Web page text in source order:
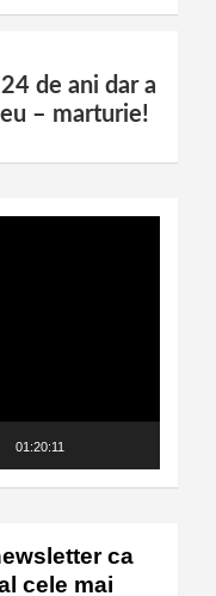
de ani dar a
– marturie!
01:20:11
ca
cele mai